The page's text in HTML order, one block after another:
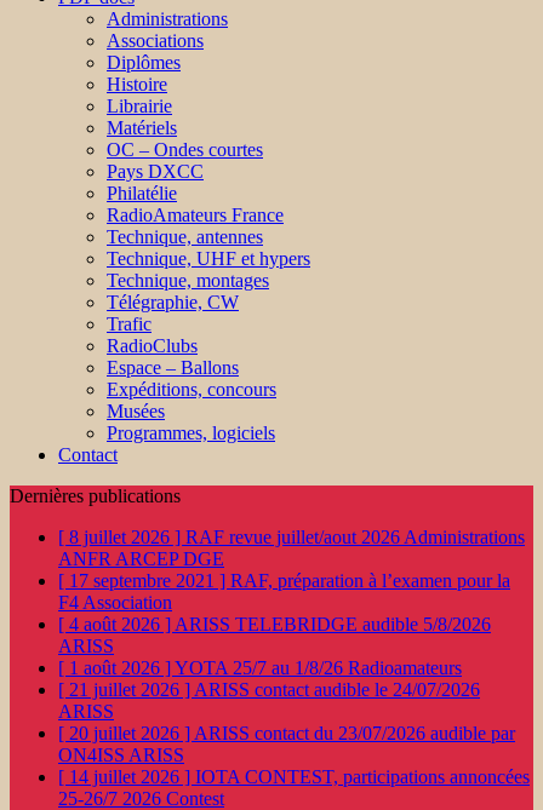
Administrations
Associations
Diplômes
Histoire
Librairie
Matériels
OC – Ondes courtes
Pays DXCC
Philatélie
RadioAmateurs France
Technique, antennes
Technique, UHF et hypers
Technique, montages
Télégraphie, CW
Trafic
RadioClubs
Espace – Ballons
Expéditions, concours
Musées
Programmes, logiciels
Contact
Dernières publications
[ 8 juillet 2026 ] RAF revue juillet/aout 2026 Administrations
ANFR ARCEP DGE
[ 17 septembre 2021 ] RAF, préparation à l’examen pour la
F4 Association
[ 4 août 2026 ] ARISS TELEBRIDGE audible 5/8/2026
ARISS
[ 1 août 2026 ]YOTA 25/7 au 1/8/26 Radioamateurs
[ 21 juillet 2026 ] ARISS contact audible le 24/07/2026
ARISS
[ 20 juillet 2026 ] ARISS contact du 23/07/2026 audible par
ON4ISS ARISS
[ 14 juillet 2026 ] IOTA CONTEST, participations annoncées
25-26/7 2026 Contest